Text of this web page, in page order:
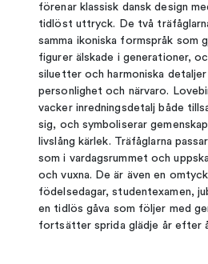
förenar klassisk dansk design
tidlöst uttryck. De två
samma ikoniska formspråk som
figurer älskade i generationer,
siluetter och harmoniska
personlighet och närvaro.
vacker inredningsdetalj både
sig, och symboliserar
livslång kärlek. Träfåglarna
som i vardagsrummet och
och vuxna. De är även en
födelsedagar, studentexamen,
en tidlös gåva som följer med
fortsätter sprida glädje år efter